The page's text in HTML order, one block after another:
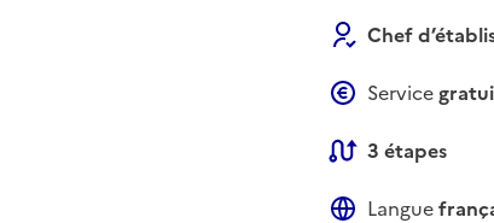
Chef
Service
3 étapes
Langue